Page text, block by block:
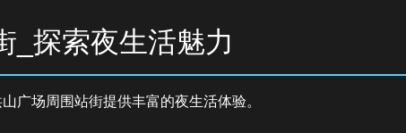
_探索夜生活魅力
广场周围站街提供丰富的夜生活体验。